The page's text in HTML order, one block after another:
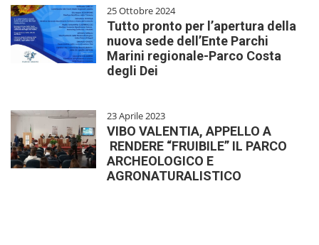
25 Ottobre 2024
Tutto pronto per l’apertura della
nuova sede dell’Ente Parchi
Marini regionale-Parco Costa
degli Dei
23 Aprile 2023
VIBO VALENTIA, APPELLO A
RENDERE “FRUIBILE” IL PARCO
ARCHEOLOGICO E
AGRONATURALISTICO